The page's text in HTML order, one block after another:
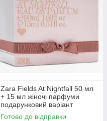
Zara Fields At Nightfall 50 мл
+ 15 мл жіночі парфуми
подарунковий варіант
(оригінал оригінал Іспанія)
Готово до відправки